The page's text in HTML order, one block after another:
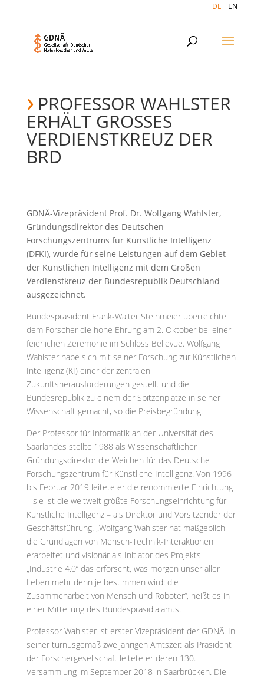
DE EN
PROFESSOR WAHLSTER
ERHÄLT GROSSES V
ERDIENSTKREUZ DER B
RD
GDNÄ-Vizepräsident Prof. Dr. Wolfgang Wahlster,
Gründungsdirektor des Deutschen
Forschungszentrums für Künstliche Intelligenz
(DFKI), wurde für seine Leistungen auf dem Gebiet
der Künstlichen Intelligenz mit dem Großen
Verdienstkreuz der Bundesrepublik Deutschland
ausgezeichnet.
Bundespräsident Frank-Walter Steinmeier überreichte
dem Forscher die hohe Ehrung am 2. Oktober bei einer
feierlichen Zeremonie im Schloss Bellevue. Wolfgang
Wahlster habe sich mit seiner Forschung zur Künstlichen
Intelligenz (KI) einer der zentralen
Zukunftsherausforderungen gestellt und die
Bundesrepublik zu einem der Spitzenplätze in seiner
Wissenschaft gemacht, so die Preisbegründung.
Der Professor für Informatik an der Universität des
Saarlandes stellte 1988 als Wissenschaftlicher
Gründungsdirektor die Weichen für das Deutsche
Forschungszentrum für Künstliche Intelligenz. Von 1996
bis Februar 2019 leitete er die renommierte Einrichtung
– sie ist die weltweit größte Forschungseinrichtung für
Künstliche Intelligenz – als Direktor und Vorsitzender der
Geschäftsführung. „Wolfgang Wahlster hat maßgeblich
die Grundlagen von Mensch-Technik-Interaktionen
erarbeitet und visionär als Initiator des Projekts
„Industrie 4.0“ das erforscht, was morgen unser aller
Leben mehr denn je bestimmen wird: die
Zusammenarbeit von Mensch und Roboter“, heißt es in
einer Mitteilung des Bundespräsidialamts.
Professor Wahlster ist erster Vizepräsident der GDNÄ. In
seiner turnusgemäß zweijährigen Amtszeit als Präsident
der Forschergesellschaft leitete er deren 130.
Versammlung im September 2018 in Saarbrücken. Die